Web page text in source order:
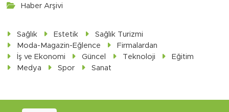
Haber Arşivi
Sağlık Estetik
Sağlık Turizmi
Moda-Magazin-Eğlence
Firmalardan
İş ve Ekonomi
Güncel Teknoloji
Eğitim
Medya
Spor Sanat